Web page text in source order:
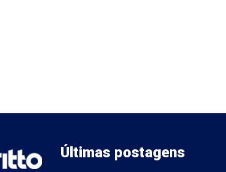
Últimas postagens